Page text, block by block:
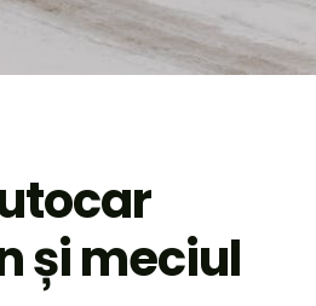
și meciul